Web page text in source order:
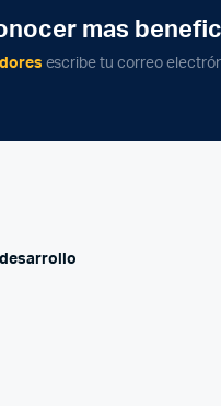
mas
escribe tu correo
desarrollo